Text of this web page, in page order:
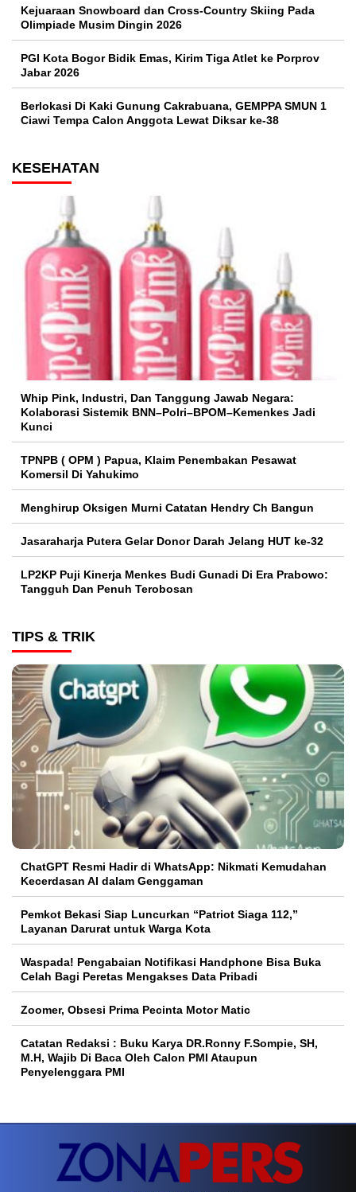
Kejuaraan Snowboard dan Cross-Country Skiing Pada
Olimpiade Musim Dingin 2026
PGI Kota Bogor Bidik Emas, Kirim Tiga Atlet ke Porprov
Jabar 2026
Berlokasi Di Kaki Gunung Cakrabuana, GEMPPA SMUN 1
Ciawi Tempa Calon Anggota Lewat Diksar ke-38
KESEHATAN
Whip Pink, Industri, Dan Tanggung Jawab Negara:
Kolaborasi Sistemik BNN–Polri–BPOM–Kemenkes Jadi
Kunci
TPNPB ( OPM ) Papua, Klaim Penembakan Pesawat
Komersil Di Yahukimo
Menghirup Oksigen Murni Catatan Hendry Ch Bangun
Jasaraharja Putera Gelar Donor Darah Jelang HUT ke-32
LP2KP Puji Kinerja Menkes Budi Gunadi Di Era Prabowo:
Tangguh Dan Penuh Terobosan‎
TIPS & TRIK
ChatGPT Resmi Hadir di WhatsApp: Nikmati Kemudahan
Kecerdasan AI dalam Genggaman
Pemkot Bekasi Siap Luncurkan “Patriot Siaga 112,”
Layanan Darurat untuk Warga Kota
Waspada! Pengabaian Notifikasi Handphone Bisa Buka
Celah Bagi Peretas Mengakses Data Pribadi
Zoomer, Obsesi Prima Pecinta Motor Matic
Catatan Redaksi : Buku Karya DR.Ronny F.Sompie, SH,
M.H, Wajib Di Baca Oleh Calon PMI Ataupun
Penyelenggara PMI